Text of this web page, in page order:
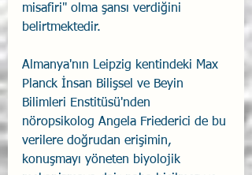
misafiri" olma şansı verdiğini
belirtmektedir.
Almanya'nın Leipzig kentindeki Max
Planck İnsan Bilişsel ve Beyin
Bilimleri Enstitüsü'nden
nöropsikolog Angela Friederici de bu
verilere doğrudan erişimin,
konuşmayı yöneten biyolojik